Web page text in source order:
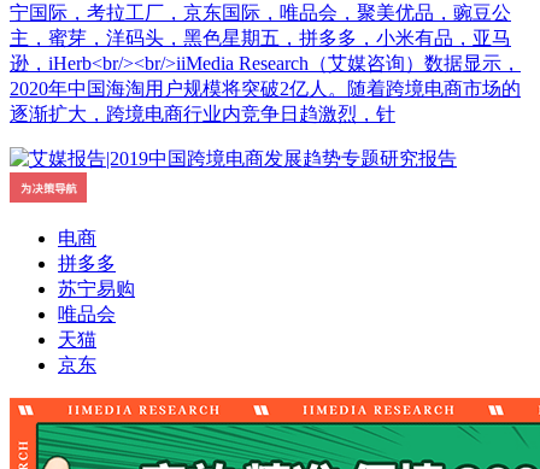
宁国际，考拉工厂，京东国际，唯品会，聚美优品，豌豆公
主，蜜芽，洋码头，黑色星期五，拼多多，小米有品，亚马
逊，iHerb<br/><br/>iiMedia Research（艾媒咨询）数据显示，
2020年中国海淘用户规模将突破2亿人。随着跨境电商市场的
逐渐扩大，跨境电商行业内竞争日趋激烈，针
电商
拼多多
苏宁易购
唯品会
天猫
京东